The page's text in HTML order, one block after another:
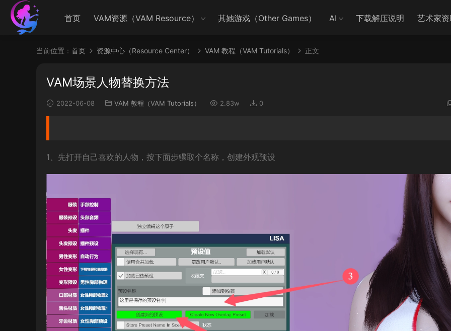
首页 VAM资源（VAM Resource） 其她游戏（Other Games） AI 下载解压说明 艺术家
当前位置： 首页 资源中心（Resource Center） VAM 教程（VAM Tutorials） 正文
VAM场景人物替换方法
2022-06-08 VAM 教程（VAM Tutorials） 2.83w 0
1、先打开自己喜欢的人物，按下面步骤取个名称，创建外观预设